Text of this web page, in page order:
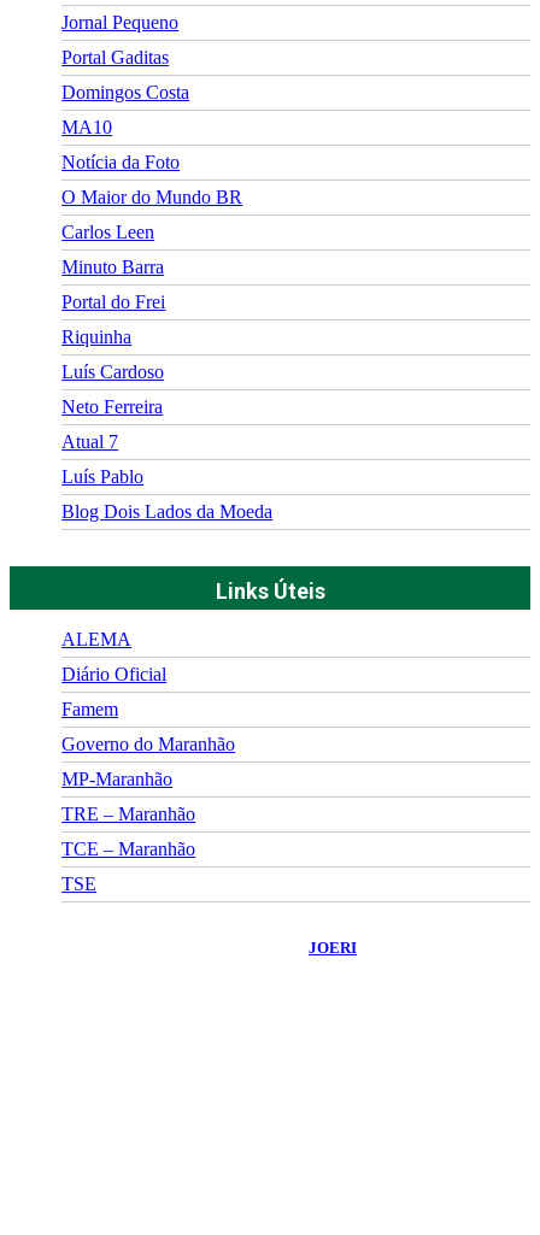
Jornal Pequeno
Portal Gaditas
Domingos Costa
MA10
Notícia da Foto
O Maior do Mundo BR
Carlos Leen
Minuto Barra
Portal do Frei
Riquinha
Luís Cardoso
Neto Ferreira
Atual 7
Luís Pablo
Blog Dois Lados da Moeda
Links Úteis
ALEMA
Diário Oficial
Famem
Governo do Maranhão
MP-Maranhão
TRE – Maranhão
TCE – Maranhão
TSE
JOERI